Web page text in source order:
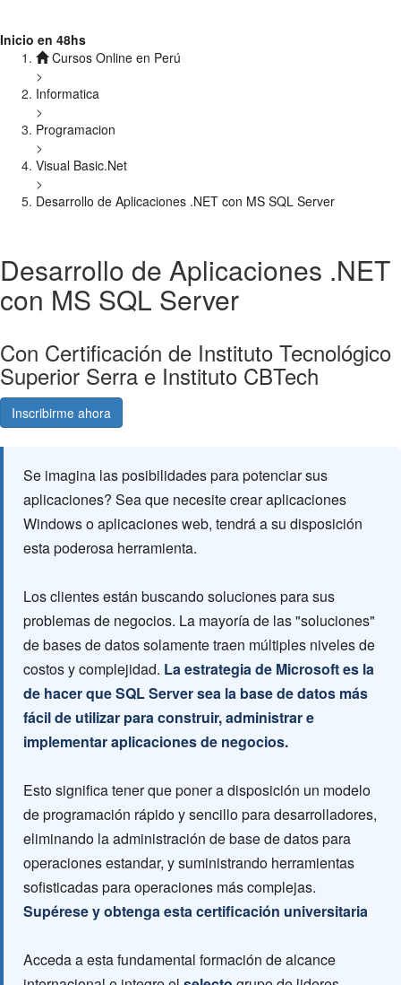
Inicio en 48hs
Cursos Online en Perú
>
Informatica
>
Programacion
>
Visual Basic.Net
>
Desarrollo de Aplicaciones .NET con MS SQL Server
Desarrollo de Aplicaciones .NET
con MS SQL Server
Con Certificación de Instituto Tecnológico
Superior Serra e Instituto CBTech
Inscribirme ahora
Se imagina las posibilidades para potenciar sus
aplicaciones? Sea que necesite crear aplicaciones
Windows o aplicaciones web, tendrá a su disposición
esta poderosa herramienta.
Los clientes están buscando soluciones para sus
problemas de negocios. La mayoría de las "soluciones"
de bases de datos solamente traen múltiples niveles de
costos y complejidad. La estrategia de Microsoft es la
de hacer que SQL Server sea la base de datos más
fácil de utilizar para construir, administrar e
implementar aplicaciones de negocios.
Esto significa tener que poner a disposición un modelo
de programación rápido y sencillo para desarrolladores,
eliminando la administración de base de datos para
operaciones estandar, y suministrando herramientas
sofisticadas para operaciones más complejas.
Supérese y obtenga esta certificación universitaria
Acceda a esta fundamental formación de alcance